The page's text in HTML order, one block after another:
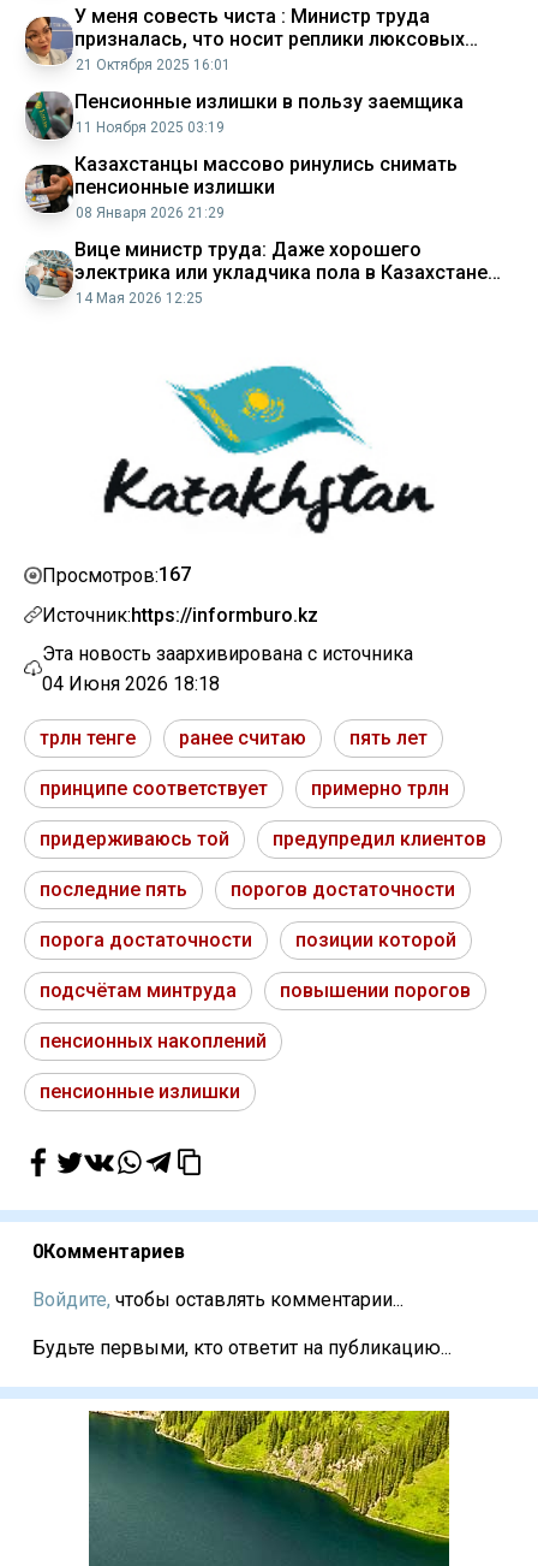
У меня совесть чиста : Министр труда
призналась, что носит реплики люксовых
брендов одежды
21 Октября 2025 16:01
Пенсионные излишки в пользу заемщика
11 Ноября 2025 03:19
Казахстанцы массово ринулись снимать
пенсионные излишки
08 Января 2026 21:29
Вице министр труда: Даже хорошего
электрика или укладчика пола в Казахстане
тяжело найти
14 Мая 2026 12:25
Просмотров:167
Источник:https://informburo.kz
Эта новость заархивирована с источника
04 Июня 2026 18:18
трлн тенге ранее считаю пять лет
принципе соответствует примерно трлн
придерживаюсь той предупредил клиентов
последние пять порогов достаточности
порога достаточности позиции которой
подсчётам минтруда повышении порогов
пенсионных накоплений
пенсионные излишки
0Комментариев
Войдите, чтобы оставлять комментарии...
Будьте первыми, кто ответит на публикацию...